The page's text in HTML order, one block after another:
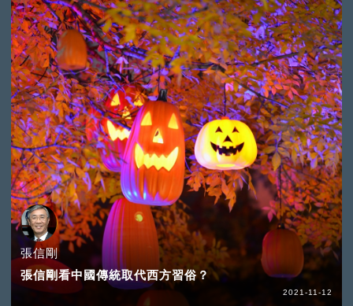
張信剛
張信剛看中國傳統取代西方習俗？
2021-11-12